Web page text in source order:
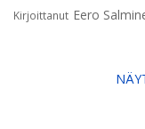
Kirjoittanut Eero